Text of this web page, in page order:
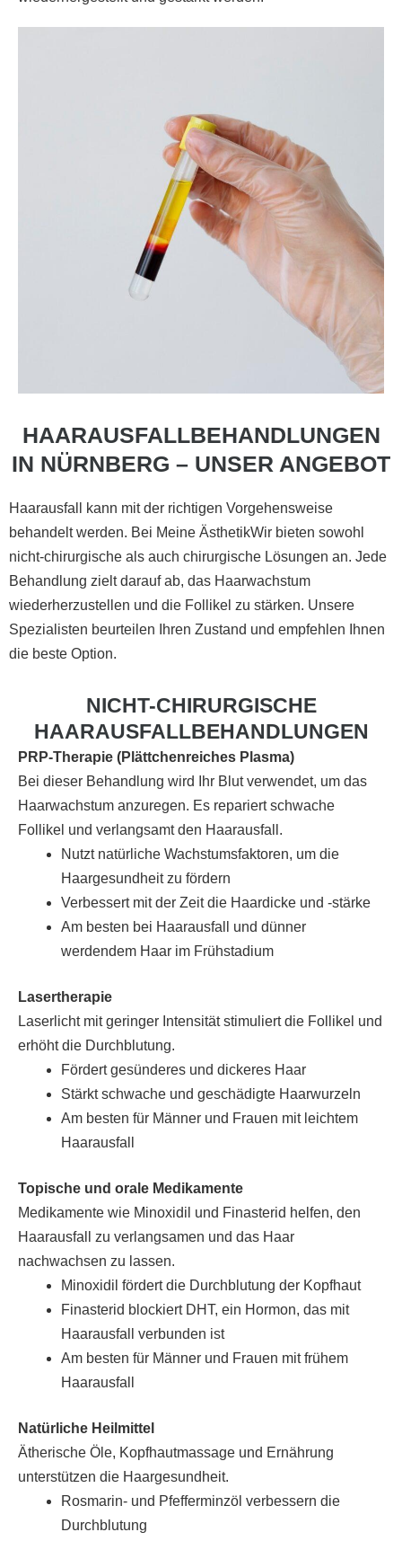
HAARAUSFALLBEHANDLUNGEN
IN NÜRNBERG – UNSER ANGEBOT
Haarausfall kann mit der richtigen Vorgehensweise
behandelt werden. Bei Meine ÄsthetikWir bieten sowohl
nicht-chirurgische als auch chirurgische Lösungen an. Jede
Behandlung zielt darauf ab, das Haarwachstum
wiederherzustellen und die Follikel zu stärken. Unsere
Spezialisten beurteilen Ihren Zustand und empfehlen Ihnen
die beste Option.
NICHT-CHIRURGISCHE
HAARAUSFALLBEHANDLUNGEN
PRP-Therapie (Plättchenreiches Plasma)
Bei dieser Behandlung wird Ihr Blut verwendet, um das
Haarwachstum anzuregen. Es repariert schwache
Follikel und verlangsamt den Haarausfall.
Nutzt natürliche Wachstumsfaktoren, um die
Haargesundheit zu fördern
Verbessert mit der Zeit die Haardicke und -stärke
Am besten bei Haarausfall und dünner
werdendem Haar im Frühstadium
Lasertherapie
Laserlicht mit geringer Intensität stimuliert die Follikel und
erhöht die Durchblutung.
Fördert gesünderes und dickeres Haar
Stärkt schwache und geschädigte Haarwurzeln
Am besten für Männer und Frauen mit leichtem
Haarausfall
Topische und orale Medikamente
Medikamente wie Minoxidil und Finasterid helfen, den
Haarausfall zu verlangsamen und das Haar
nachwachsen zu lassen.
Minoxidil fördert die Durchblutung der Kopfhaut
Finasterid blockiert DHT, ein Hormon, das mit
Haarausfall verbunden ist
Am besten für Männer und Frauen mit frühem
Haarausfall
Natürliche Heilmittel
Ätherische Öle, Kopfhautmassage und Ernährung
unterstützen die Haargesundheit.
Rosmarin- und Pfefferminzöl verbessern die
Durchblutung